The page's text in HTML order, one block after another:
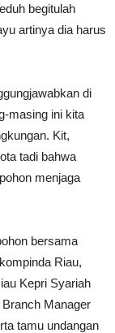
begitulah
artinya dia harus
di
masing ini kita
Kit,
tadi bahwa
menjaga
bersama
Riau,
Kepri Syariah
Manager
tamu undangan